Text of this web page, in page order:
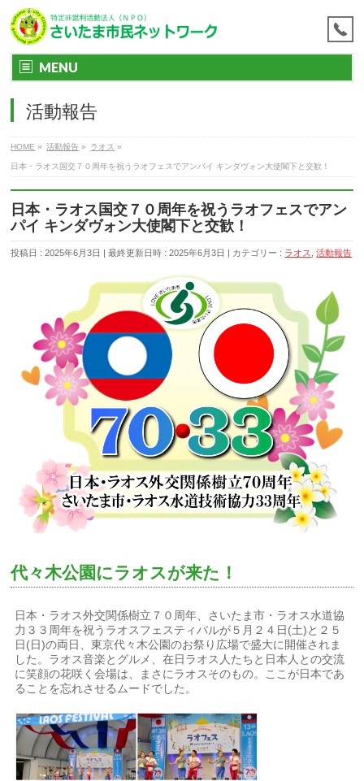
MENU
活動報告
HOME » 活動報告 » ラオス »
日本・ラオス国交７０周年を祝うラオフェスでアンパイ キンダヴォン大使閣下と交歓！
日本・ラオス国交７０周年を祝うラオフェスでアン
パイ キンダヴォン大使閣下と交歓！
投稿日 : 2025年6月3日 最終更新日時 : 2025年6月3日 カテゴリー : ラオス ,活動報告
代々木公園にラオスが来た！
日本・ラオス外交関係樹立７０周年、さいたま市・ラオス水道協
力３３周年を祝うラオスフェスティバルが５月２４日(土)と２５
日(日)の両日、東京代々木公園のお祭り広場で盛大に開催されま
した。ラオス音楽とグルメ、在日ラオス人たちと日本人との交流
に笑顔の花咲く会場は、まさにラオスそのもの。ここが日本であ
ることを忘れさせるムードでした。